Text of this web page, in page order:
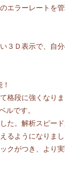
エラーレートを
３Ｄ表示で、自
て格段に強くなり
ルです。
た。解析スピー
るようになりまし
ックがつき、より